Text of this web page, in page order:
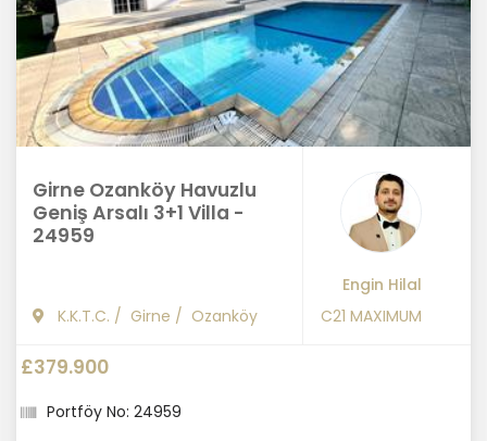
Girne Ozanköy Havuzlu
Geniş Arsalı 3+1 Villa -
24959
K.K.T.C. / Girne / Ozanköy
Engin Hilal
C21 MAXIMUM
£379.900
Portföy No: 24959